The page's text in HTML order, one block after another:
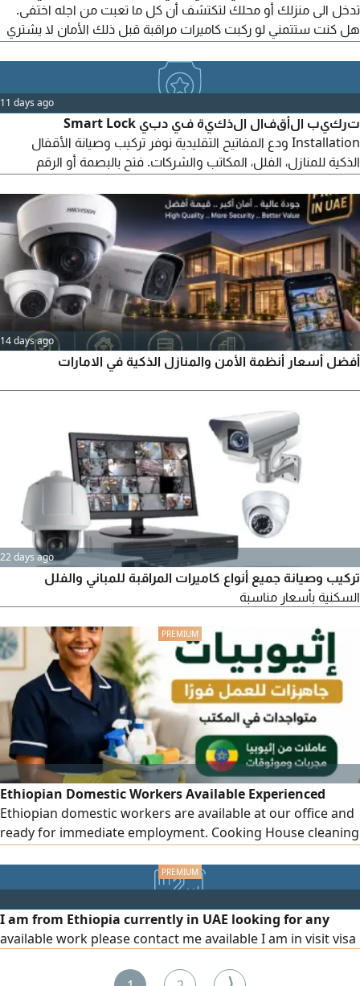
تدخل الى منزلك أو محلك لتكتشف أن كل ما تعبت من اجله اختفى.
هل كنت ستتمني لو ركبت كاميرات مراقبة قبل ذلك الأمان لا يشتري
لك راحة البال، والحماية، والسيطرة الكاملة على ممتلكاتك أينما كنت.
11 days ago
تركيب الأقفال الذكية في دبي Smart Lock
Installation ودع المفاتيح التقليدية نوفر تركيب وصيانة الأقفال
الذكية للمنازل، الفلل، المكاتب والشركات. فتح بالبصمة أو الرقم
وخدمة سريعة نخدم جميع أنحاء دبي + 050 393 491 Akram Al Kam
Technical Service L C
14 days ago
أفضل أسعار أنظمة الأمن والمنازل الذكية في الامارات
22 days ago
تركيب وصيانة جميع أنواع كاميرات المراقبة للمباني والفلل
السكنية بأسعار مناسبة
Ethiopian Domestic Workers Available Experienced
Ethiopian domestic workers are available at our office and
ready for immediate employment. Cooking House cleaning
I am from Ethiopia currently in UAE looking for any
available work please contact me available I am in visit visa